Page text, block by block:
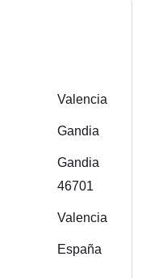
Valencia
Gandia
Gandia
46701
Valencia
España